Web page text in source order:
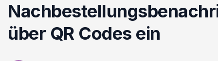
über QR Codes ein